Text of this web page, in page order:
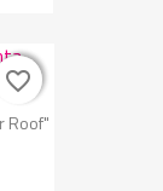
Roof"
favorite_border
favorite_border